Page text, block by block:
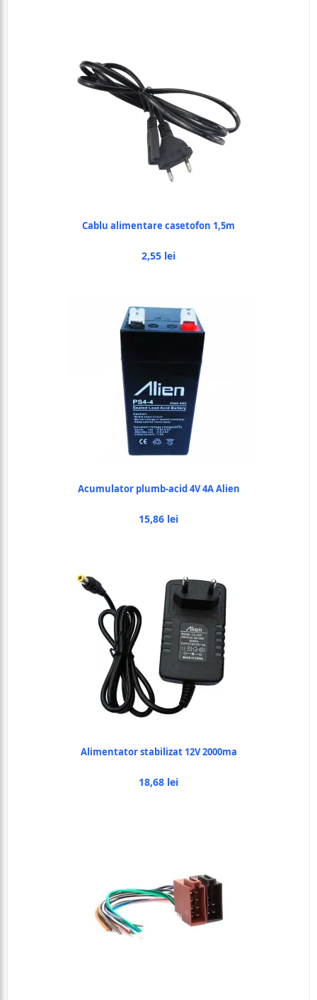
Cablu alimentare casetofon 1,5m
2,55 lei
Acumulator plumb-acid 4V 4A Alien
15,86 lei
Alimentator stabilizat 12V 2000ma
18,68 lei